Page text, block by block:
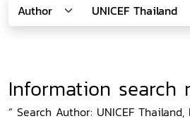
Information search
“ Search Author: UNICEF Thailand,